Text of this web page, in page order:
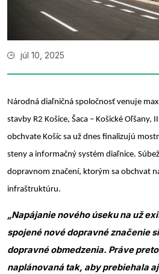
júl 10, 2025
Národná diaľničná spoločnosť venuje
stavby R2 Košice, Šaca – Košické Oľšany,
obchvate Košíc sa už dnes finalizujú
steny a informačný systém diaľnice.
dopravnom značení, ktorým sa obchvat
infraštruktúru.
„Napájanie nového úseku na už
spojené nové dopravné značenie
dopravné obmedzenia. Práve
naplánovaná tak, aby prebiehala